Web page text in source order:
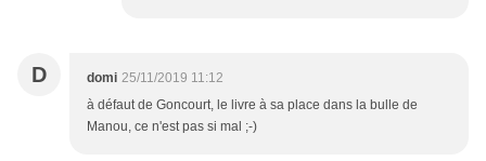
D domi 25/11/2019 11:12
à défaut de Goncourt, le livre à sa place dans la bulle de
Manou, ce n'est pas si mal ;-)